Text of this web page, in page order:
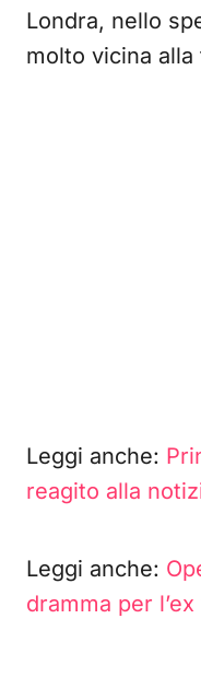
Londra, nello
molto vicina
Leggi anche:
reagito alla
Leggi anche:
dramma per